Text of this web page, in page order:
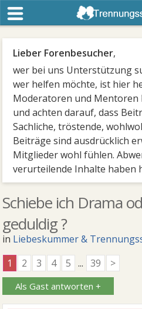
Lieber Forenbesucher,
wer bei uns Unterstützung
wer helfen möchte, ist hier
Moderatoren und Mentoren
und achten darauf, dass
Sachliche, tröstende,
Beiträge sind ausdrücklich
Mitglieder wohl fühlen.
verurteilende Inhalte haben
Schiebe ich Drama
geduldig ?
in Liebeskummer &
1
2 3 4 5 ... 39 >
Als Gast antworten +